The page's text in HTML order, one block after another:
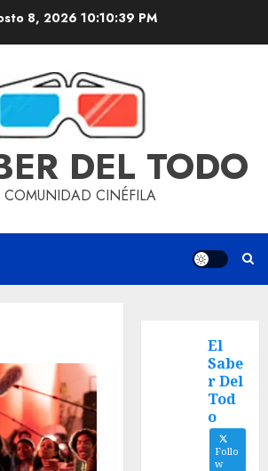
8, 2026 10:10:40 PM
DEL TODO
COMUNIDAD CINÉFILA
El
Sabe
r Del
Tod
o
Follo
w